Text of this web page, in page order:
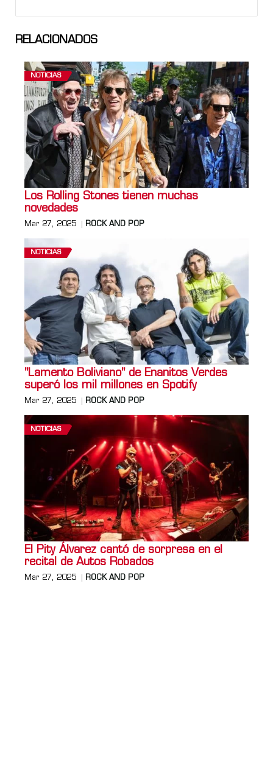
RELACIONADOS
NOTICIAS
Los Rolling Stones tienen muchas
novedades
Mar 27, 2025 ROCK AND POP
NOTICIAS
"Lamento Boliviano" de Enanitos Verdes
superó los mil millones en Spotify
Mar 27, 2025 ROCK AND POP
NOTICIAS
El Pity Álvarez cantó de sorpresa en el
recital de Autos Robados
Mar 27, 2025 ROCK AND POP